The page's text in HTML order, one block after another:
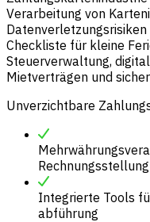
Verarbeitung von
Datenverletzungsrisiken
Checkliste für kleine
Steuerverwaltung,
Mietverträgen und
Unverzichtbare
Rechnungsstellung
Integrierte Tools
abführung